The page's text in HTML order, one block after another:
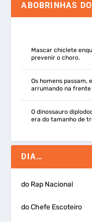
ABOBRINHAS
Mascar chiclete
prevenir o choro.
Os homens passam,
arrumando na frente
O dinossauro
era do tamanho de
DIA…
do Rap Nacional
do Chefe Escoteiro